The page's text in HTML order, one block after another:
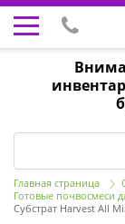
Главная страница
Готовые почвосмеси
Субстрат Harvest All